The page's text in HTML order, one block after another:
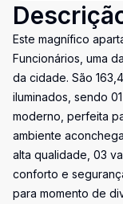
Este magnífico
Funcionários, uma
da cidade. São
iluminados, sendo
moderno, perfeita
ambiente
alta qualidade, 03
conforto e
para momento de